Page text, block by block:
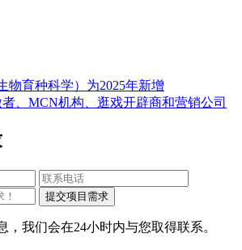
物育种科学）为2025年新增
、MCN机构、逛戏开辟商和营销公司
，我们会在24小时内与您取得联系。